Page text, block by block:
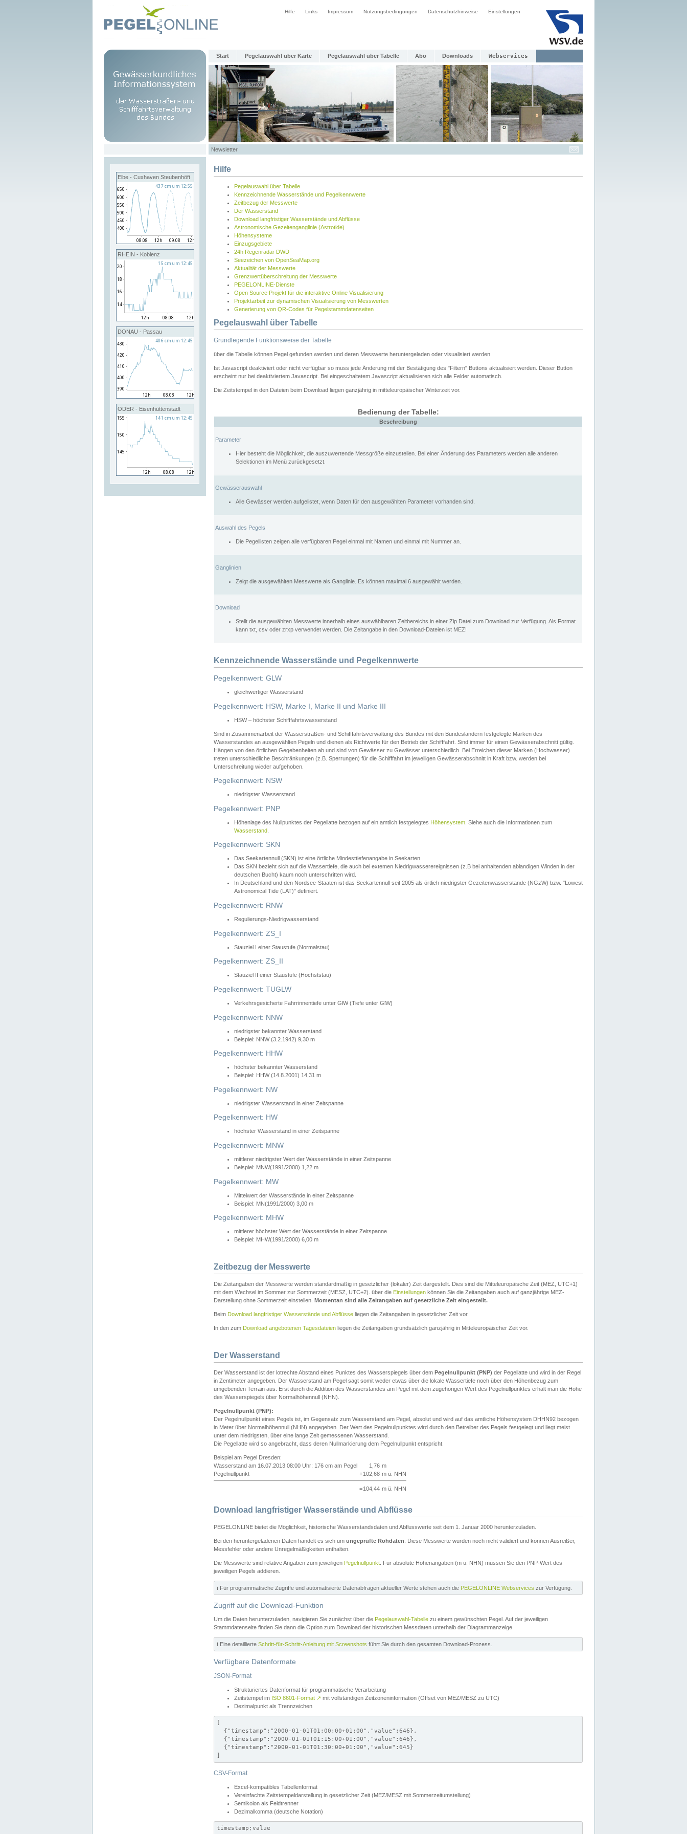
Hilfe Links Impressum Nutzungsbedingungen Datenschutzhinweise Einstellungen
Start Pegelauswahl über Karte Pegelauswahl über Tabelle Abo Downloads Webservices
Newsletter
Elbe - Cuxhaven Steubenhöft
RHEIN - Koblenz
DONAU - Passau
ODER - Eisenhüttenstadt
Hilfe
Pegelauswahl über Tabelle
Kennzeichnende Wasserstände und Pegelkennwerte
Zeitbezug der Messwerte
Der Wasserstand
Download langfristiger Wasserstände und Abflüsse
Astronomische Gezeitenganglinie (Astrotide)
Höhensysteme
Einzugsgebiete
24h Regenradar DWD
Seezeichen von OpenSeaMap.org
Aktualität der Messwerte
Grenzwertüberschreitung der Messwerte
PEGELONLINE-Dienste
Open Source Projekt für die interaktive Online Visualisierung
Projektarbeit zur dynamischen Visualisierung von Messwerten
Generierung von QR-Codes für Pegelstammdatenseiten
Pegelauswahl über Tabelle
Grundlegende Funktionsweise der Tabelle
über die Tabelle können Pegel gefunden werden und deren Messwerte heruntergeladen oder visualisiert werden.
Ist Javascript deaktiviert oder nicht verfügbar so muss jede Änderung mit der Bestätigung des "Filtern" Buttons aktualisiert werden. Dieser Button
erscheint nur bei deaktiviertem Javascript. Bei eingeschaltetem Javascript aktualisieren sich alle Felder automatisch.
Die Zeitstempel in den Dateien beim Download liegen ganzjährig in mitteleuropäischer Winterzeit vor.
Bedienung der Tabelle:
Beschreibung
Parameter
Hier besteht die Möglichkeit, die auszuwertende Messgröße einzustellen. Bei einer Änderung des Parameters werden alle anderen
Selektionen im Menü zurückgesetzt.
Gewässerauswahl
Alle Gewässer werden aufgelistet, wenn Daten für den ausgewählten Parameter vorhanden sind.
Auswahl des Pegels
Die Pegellisten zeigen alle verfügbaren Pegel einmal mit Namen und einmal mit Nummer an.
Ganglinien
Zeigt die ausgewählten Messwerte als Ganglinie. Es können maximal 6 ausgewählt werden.
Download
Stellt die ausgewählten Messwerte innerhalb eines auswählbaren Zeitbereichs in einer Zip Datei zum Download zur Verfügung. Als Format
kann txt, csv oder zrxp verwendet werden. Die Zeitangabe in den Download-Dateien ist MEZ!
Kennzeichnende Wasserstände und Pegelkennwerte
Pegelkennwert: GLW
gleichwertiger Wasserstand
Pegelkennwert: HSW, Marke I, Marke II und Marke III
HSW – höchster Schifffahrtswasserstand
Sind in Zusammenarbeit der Wasserstraßen- und Schifffahrtsverwaltung des Bundes mit den Bundesländern festgelegte Marken des
Wasserstandes an ausgewählten Pegeln und dienen als Richtwerte für den Betrieb der Schifffahrt. Sind immer für einen Gewässerabschnitt gültig.
Hängen von den örtlichen Gegebenheiten ab und sind von Gewässer zu Gewässer unterschiedlich. Bei Erreichen dieser Marken (Hochwasser)
treten unterschiedliche Beschränkungen (z.B. Sperrungen) für die Schifffahrt im jeweiligen Gewässerabschnitt in Kraft bzw. werden bei
Unterschreitung wieder aufgehoben.
Pegelkennwert: NSW
niedrigster Wasserstand
Pegelkennwert: PNP
Höhenlage des Nullpunktes der Pegellatte bezogen auf ein amtlich festgelegtes Höhensystem . Siehe auch die Informationen zum
Wasserstand
Pegelkennwert: SKN
Das Seekartennull (SKN) ist eine örtliche Mindesttiefenangabe in Seekarten.
Das SKN bezieht sich auf die Wassertiefe, die auch bei extemen Niedrigwasserereignissen (z.B bei anhaltenden ablandigen Winden in der
deutschen Bucht) kaum noch unterschritten wird.
In Deutschland und den Nordsee-Staaten ist das Seekartennull seit 2005 als örtlich niedrigster Gezeitenwasserstande (NGzW) bzw. "Lowest
Astronomical Tide (LAT)" definiert.
Pegelkennwert: RNW
Regulierungs-Niedrigwasserstand
Pegelkennwert: ZS_I
Stauziel I einer Staustufe (Normalstau)
Pegelkennwert: ZS_II
Stauziel II einer Staustufe (Höchststau)
Pegelkennwert: TUGLW
Verkehrsgesicherte Fahrrinnentiefe unter GlW (Tiefe unter GlW)
Pegelkennwert: NNW
niedrigster bekannter Wasserstand
Beispiel: NNW (3.2.1942) 9,30 m
Pegelkennwert: HHW
höchster bekannter Wasserstand
Beispiel: HHW (14.8.2001) 14,31 m
Pegelkennwert: NW
niedrigster Wasserstand in einer Zeitspanne
Pegelkennwert: HW
höchster Wasserstand in einer Zeitspanne
Pegelkennwert: MNW
mittlerer niedrigster Wert der Wasserstände in einer Zeitspanne
Beispiel: MNW(1991/2000) 1,22 m
Pegelkennwert: MW
Mittelwert der Wasserstände in einer Zeitspanne
Beispiel: MN(1991/2000) 3,00 m
Pegelkennwert: MHW
mittlerer höchster Wert der Wasserstände in einer Zeitspanne
Beispiel: MHW(1991/2000) 6,00 m
Zeitbezug der Messwerte
Die Zeitangaben der Messwerte werden standardmäßig in gesetzlicher (lokaler) Zeit dargestellt. Dies sind die Mitteleuropäische Zeit (MEZ, UTC+1)
mit dem Wechsel im Sommer zur Sommerzeit (MESZ, UTC+2). über die Einstellungen können Sie die Zeitangaben auch auf ganzjährige MEZ-
Darstellung ohne Sommerzeit einstellen. Momentan sind alle Zeitangaben auf gesetzliche Zeit eingestellt.
Beim Download langfristiger Wasserstände und Abflüsse liegen die Zeitangaben in gesetzlicher Zeit vor.
In den zum Download angebotenen Tagesdateien liegen die Zeitangaben grundsätzlich ganzjährig in Mitteleuropäischer Zeit vor.
Der Wasserstand
Der Wasserstand ist der lotrechte Abstand eines Punktes des Wasserspiegels über dem Pegelnullpunkt (PNP) der Pegellatte und wird in der Regel
in Zentimeter angegeben. Der Wasserstand am Pegel sagt somit weder etwas über die lokale Wassertiefe noch über den Höhenbezug zum
umgebenden Terrain aus. Erst durch die Addition des Wasserstandes am Pegel mit dem zugehörigen Wert des Pegelnullpunktes erhält man die Höhe
des Wasserspiegels über Normalhöhennull (NHN).
Pegelnullpunkt (PNP):
Der Pegelnullpunkt eines Pegels ist, im Gegensatz zum Wasserstand am Pegel, absolut und wird auf das amtliche Höhensystem DHHN92 bezogen
in Meter über Normalhöhennull (NHN) angegeben. Der Wert des Pegelnullpunktes wird durch den Betreiber des Pegels festgelegt und liegt meist
unter dem niedrigsten, über eine lange Zeit gemessenen Wasserstand.
Die Pegellatte wird so angebracht, dass deren Nullmarkierung dem Pegelnullpunkt entspricht.
Beispiel am Pegel Dresden:
Wasserstand am 16.07.2013 08:00 Uhr: 176 cm am Pegel
1,76 m
Pegelnullpunkt
+102,68 m ü. NHN
=104,44 m ü. NHN
Download langfristiger Wasserstände und Abflüsse
PEGELONLINE bietet die Möglichkeit, historische Wasserstandsdaten und Abflusswerte seit dem 1. Januar 2000 herunterzuladen.
Bei den heruntergeladenen Daten handelt es sich um ungeprüfte Rohdaten . Diese Messwerte wurden noch nicht validiert und können Ausreißer,
Messfehler oder andere Unregelmäßigkeiten enthalten.
Die Messwerte sind relative Angaben zum jeweiligen Pegelnullpunkt . Für absolute Höhenangaben (m ü. NHN) müssen Sie den PNP-Wert des
jeweiligen Pegels addieren.
ℹ️ Für programmatische Zugriffe und automatisierte Datenabfragen aktueller Werte stehen auch die PEGELONLINE Webservices zur Verfügung.
Zugriff auf die Download-Funktion
Um die Daten herunterzuladen, navigieren Sie zunächst über die Pegelauswahl-Tabelle zu einem gewünschten Pegel. Auf der jeweiligen
Stammdatenseite finden Sie dann die Option zum Download der historischen Messdaten unterhalb der Diagrammanzeige.
ℹ️ Eine detaillierte Schritt-für-Schritt-Anleitung mit Screenshots führt Sie durch den gesamten Download-Prozess.
Verfügbare Datenformate
JSON-Format
Strukturiertes Datenformat für programmatische Verarbeitung
Zeitstempel im ISO 8601-Format ↗ mit vollständigen Zeitzoneninformation (Offset von MEZ/MESZ zu UTC)
Dezimalpunkt als Trennzeichen
[
  {"timestamp":"2000-01-01T01:00:00+01:00","value":646},
  {"timestamp":"2000-01-01T01:15:00+01:00","value":646},
  {"timestamp":"2000-01-01T01:30:00+01:00","value":645}
]
CSV-Format
Excel-kompatibles Tabellenformat
Vereinfachte Zeitstempeldarstellung in gesetzlicher Zeit (MEZ/MESZ mit Sommerzeitumstellung)
Semikolon als Feldtrenner
Dezimalkomma (deutsche Notation)
timestamp;value